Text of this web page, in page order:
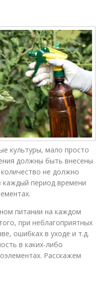
культуры, мало просто
должны быть внесены
не должно
период времени
питании на каждом
при неблагоприятных
ошибках в уходе и т.д.
в каких-либо
Расскажем